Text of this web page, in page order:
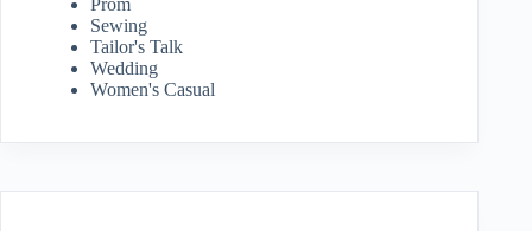
Prom
Sewing
Tailor's Talk
Wedding
Women's Casual